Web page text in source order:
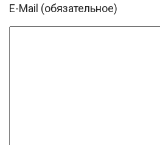
E-Mail (обязательное)